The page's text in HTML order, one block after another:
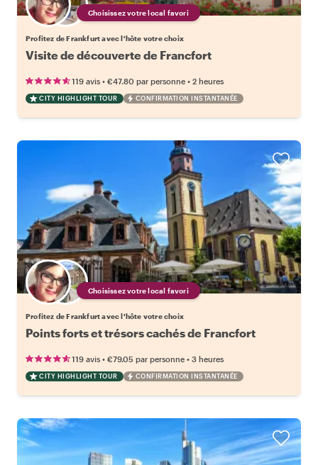
Choisissez votre local favori
Profitez de Frankfurt avec l'hôte votre choix
Visite de découverte de Francfort
119 avis • €47.80 par personne • 2 heures
CITY HIGHLIGHT TOUR CONFIRMATION INSTANTANÉE
Choisissez votre local favori
Profitez de Frankfurt avec l'hôte votre choix
Points forts et trésors cachés de Francfort
119 avis • €79.05 par personne • 3 heures
CITY HIGHLIGHT TOUR CONFIRMATION INSTANTANÉE